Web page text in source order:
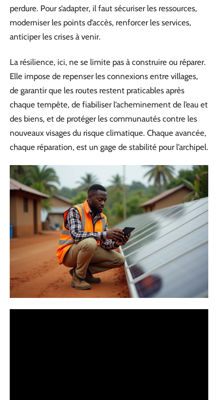
perdure. Pour s’adapter, il faut sécuriser les ressources,
moderniser les points d’accès, renforcer les services,
anticiper les crises à venir.
La résilience, ici, ne se limite pas à construire ou réparer.
Elle impose de repenser les connexions entre villages,
de garantir que les routes restent praticables après
chaque tempête, de fiabiliser l’acheminement de l’eau et
des biens, et de protéger les communautés contre les
nouveaux visages du risque climatique. Chaque avancée,
chaque réparation, est un gage de stabilité pour l’archipel.